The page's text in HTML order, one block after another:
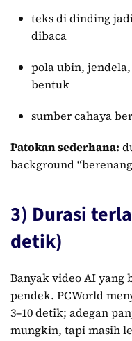
teks di dinding
dibaca
pola ubin,
bentuk
sumber cahaya
Patokan sederhana:
background
3) Durasi
detik)
Banyak video AI
pendek. PCWorld
3–10 detik; adegan
mungkin, tapi masih